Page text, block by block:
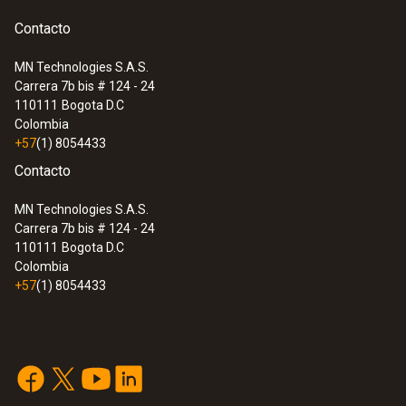
:0563 0101
Kit de temperatura para el aceite de
cocina
Contacto
MN Technologies S.A.S.
Carrera 7b bis # 124 - 24
110111 Bogota D.C
Colombia
+57(1) 8054433
Contacto
MN Technologies S.A.S.
Carrera 7b bis # 124 - 24
110111 Bogota D.C
Colombia
+57(1) 8054433